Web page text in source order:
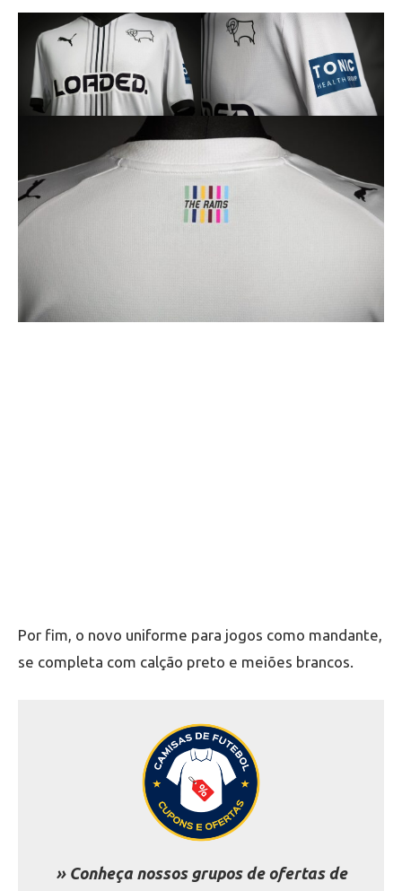
Por fim, o novo uniforme para jogos como mandante,
se completa com calção preto e meiões brancos.
» Conheça nossos grupos de ofertas de